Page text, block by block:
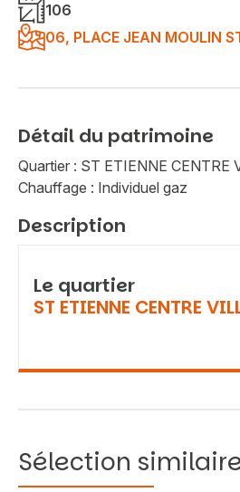
106
06, PLACE JEAN MOULIN
Détail du patrimoine
Quartier : ST ETIENNE CENTRE
Chauffage : Individuel gaz
Description
Le quartier
ST ETIENNE CENTRE
Sélection